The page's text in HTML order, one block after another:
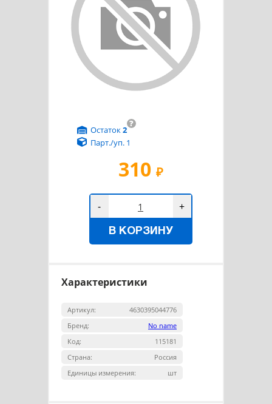
310 ₽
?
Остаток2
Парт./уп. 1
- +
В КОРЗИНУ
Характеристики
Артикул:
4630395044776
Бренд:
No name
Код:
115181
Страна:
Россия
Единицы измерения:
шт